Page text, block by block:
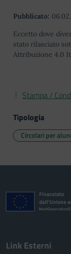
Pubblicato:
Eccetto dove
stato rilasciato
Attribuzione 4.0
Stampa /
Tipologia
Circolari per
Link Esterni